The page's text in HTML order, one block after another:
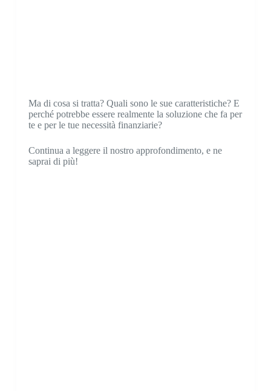
Ma di cosa si tratta? Quali sono le sue caratteristiche? E
perché potrebbe essere realmente la soluzione che fa per
te e per le tue necessità finanziarie?
Continua a leggere il nostro approfondimento, e ne
saprai di più!